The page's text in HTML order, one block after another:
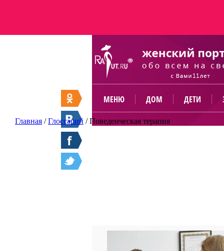
МЕНЮ ДОМ ДЕТИ
Главная /Глоссарий /Поведенческая терапия